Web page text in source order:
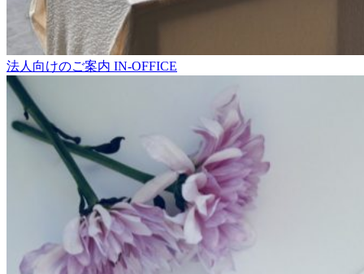
法人向けのご案内 IN-OFFICE